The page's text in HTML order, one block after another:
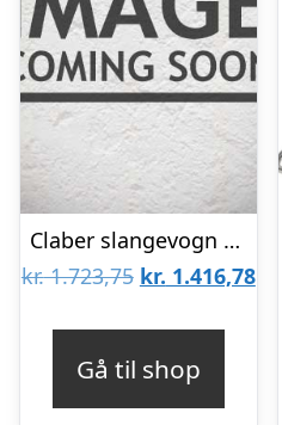
Claber slangevogn 1/2″ til 85 m slange
kr.1.723,75 Den
kr. 1.416,78Den
Gå til shop